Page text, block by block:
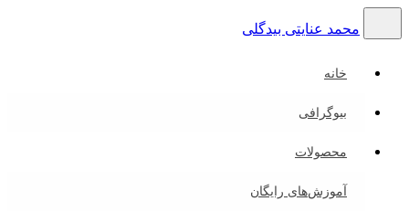
محمد عنایتی بیدگلی
خانه
بیوگرافی
محصولات
آموزش‌های رایگان